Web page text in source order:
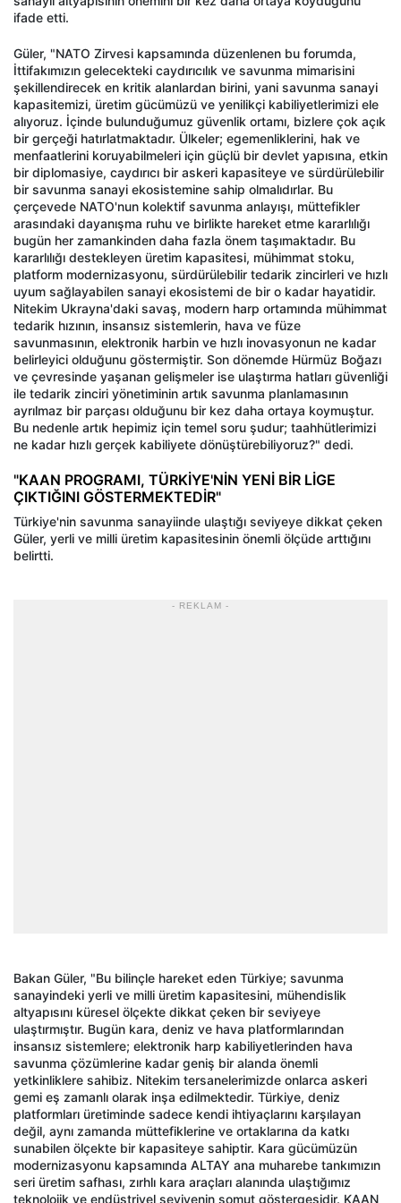
ifade etti.
Güler, "NATO Zirvesi kapsamında düzenlenen bu forumda,
İttifakımızın gelecekteki caydırıcılık ve savunma mimarisini
şekillendirecek en kritik alanlardan birini, yani savunma sanayi
kapasitemizi, üretim gücümüzü ve yenilikçi kabiliyetlerimizi ele
alıyoruz. İçinde bulunduğumuz güvenlik ortamı, bizlere çok açık
bir gerçeği hatırlatmaktadır. Ülkeler; egemenliklerini, hak ve
menfaatlerini koruyabilmeleri için güçlü bir devlet yapısına, etkin
bir diplomasiye, caydırıcı bir askeri kapasiteye ve sürdürülebilir
bir savunma sanayi ekosistemine sahip olmalıdırlar. Bu
çerçevede NATO'nun kolektif savunma anlayışı, müttefikler
arasındaki dayanışma ruhu ve birlikte hareket etme kararlılığı
bugün her zamankinden daha fazla önem taşımaktadır. Bu
kararlılığı destekleyen üretim kapasitesi, mühimmat stoku,
platform modernizasyonu, sürdürülebilir tedarik zincirleri ve hızlı
uyum sağlayabilen sanayi ekosistemi de bir o kadar hayatidir.
Nitekim Ukrayna'daki savaş, modern harp ortamında mühimmat
tedarik hızının, insansız sistemlerin, hava ve füze
savunmasının, elektronik harbin ve hızlı inovasyonun ne kadar
belirleyici olduğunu göstermiştir. Son dönemde Hürmüz Boğazı
ve çevresinde yaşanan gelişmeler ise ulaştırma hatları güvenliği
ile tedarik zinciri yönetiminin artık savunma planlamasının
ayrılmaz bir parçası olduğunu bir kez daha ortaya koymuştur.
Bu nedenle artık hepimiz için temel soru şudur; taahhütlerimizi
ne kadar hızlı gerçek kabiliyete dönüştürebiliyoruz?" dedi.
"KAAN PROGRAMI, TÜRKİYE'NİN YENİ BİR LİGE
ÇIKTIĞINI GÖSTERMEKTEDİR"
Türkiye'nin savunma sanayiinde ulaştığı seviyeye dikkat çeken
Güler, yerli ve milli üretim kapasitesinin önemli ölçüde arttığını
belirtti.
- REKLAM -
Bakan Güler, "Bu bilinçle hareket eden Türkiye; savunma
sanayindeki yerli ve milli üretim kapasitesini, mühendislik
altyapısını küresel ölçekte dikkat çeken bir seviyeye
ulaştırmıştır. Bugün kara, deniz ve hava platformlarından
insansız sistemlere; elektronik harp kabiliyetlerinden hava
savunma çözümlerine kadar geniş bir alanda önemli
yetkinliklere sahibiz. Nitekim tersanelerimizde onlarca askeri
gemi eş zamanlı olarak inşa edilmektedir. Türkiye, deniz
platformları üretiminde sadece kendi ihtiyaçlarını karşılayan
değil, aynı zamanda müttefiklerine ve ortaklarına da katkı
sunabilen ölçekte bir kapasiteye sahiptir. Kara gücümüzün
modernizasyonu kapsamında ALTAY ana muharebe tankımızın
seri üretim safhası, zırhlı kara araçları alanında ulaştığımız
teknolojik ve endüstriyel seviyenin somut göstergesidir. KAAN